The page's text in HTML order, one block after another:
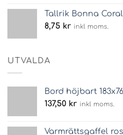
Tallrik Bonna
8,75 kr inkl moms.
UTVALDA
Bord höjbart
137,50 kr inkl moms.
Varmrättsgaffel